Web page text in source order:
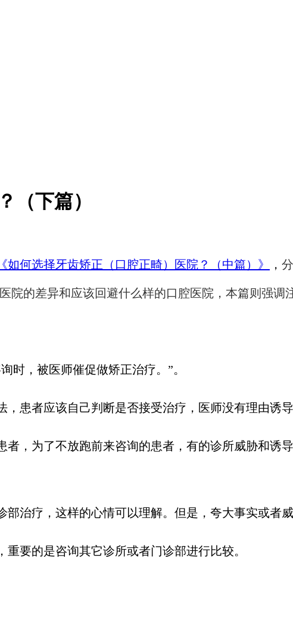
（下篇）
《如何选择牙齿矫正（口腔正畸）医院？（中篇）》 ，
院的差异和应该回避什么样的口腔医院，本篇则强调
时，被医师催促做矫正治疗。”。
患者应该自己判断是否接受治疗，医师没有理由诱导
，为了不放跑前来咨询的患者，有的诊所威胁和诱
治疗，这样的心情可以理解。但是，夸大事实或者
要的是咨询其它诊所或者门诊部进行比较。